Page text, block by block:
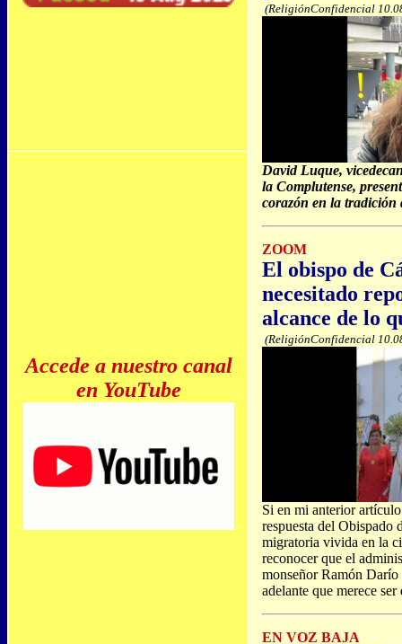
(ReligiónConfidencial
David Luque,
la Complutense,
corazón en la tradición
ZOOM
El obispo de
necesitado
alcance de lo
(ReligiónConfidencial
Si en mi anterior
respuesta del Obispado
migratoria vivida en la
reconocer que el
monseñor Ramón
adelante que merece ser
EN VOZ BAJA
Accede a nuestro canal
en YouTube